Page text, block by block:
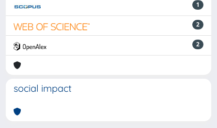
1
2
2
social impact